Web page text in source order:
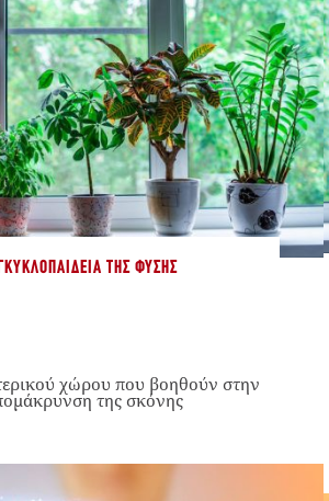
ΤΗΣ ΦΎΣΗΣ
χώρου που βοηθούν στην
της σκόνης